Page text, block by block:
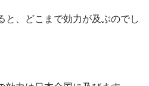
と、どこまで効力が及ぶのでし